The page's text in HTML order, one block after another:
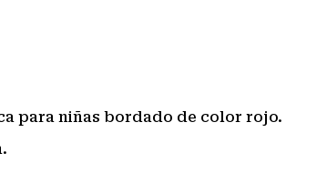
para niñas bordado de color rojo.